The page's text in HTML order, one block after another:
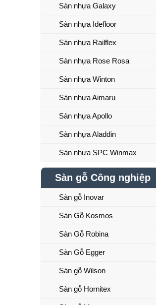
Sàn nhựa Galaxy
Sàn nhựa Idefloor
Sàn nhựa Railflex
Sàn nhựa Rose Rosa
Sàn nhựa Winton
Sàn nhựa Aimaru
Sàn nhựa Apollo
Sàn nhựa Aladdin
Sàn nhựa SPC Winmax
Sàn gỗ Công nghiệp
Sàn gỗ Inovar
Sàn Gỗ Kosmos
Sàn Gỗ Robina
Sàn Gỗ Egger
Sàn gỗ Wilson
Sàn gỗ Hornitex